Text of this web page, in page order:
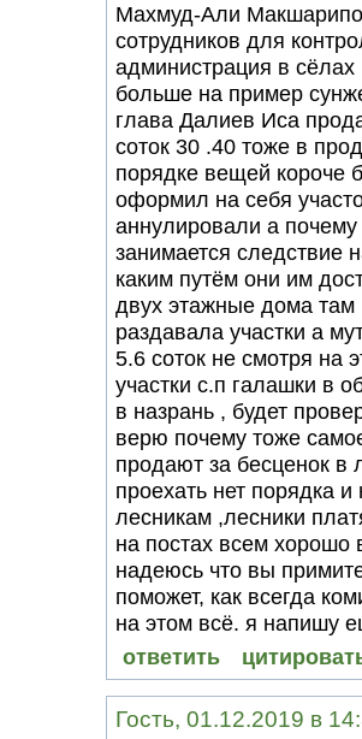
Махмуд-Али
сотрудников для
администрация в сёлах
больше на пример
глава Далиев Иса
соток 30 .40 тоже в
порядке вещей короче
оформил на себя
аннулировали а почему
занимается следствие
каким путём они им
двух этажные дома там
раздавала участки а
5.6 соток не смотря на
участки с.п галашки в
в назрань , будет
верю почему тоже
продают за бесценок в
проехать нет порядка и
лесникам ,лесники
на постах всем хорошо
надеюсь что вы
поможет, как всегда
на этом всё. я напишу
ответить
Гость, 01.12.2019 в